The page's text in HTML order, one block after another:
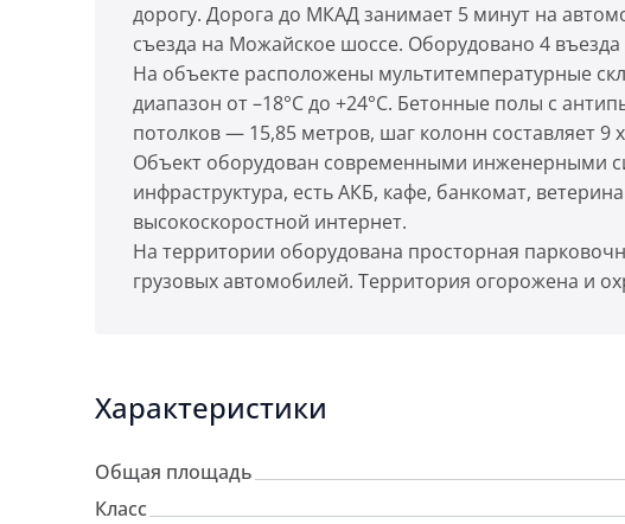
дорогу. Дорога до МКАД занимает 5 минут на
съезда на Можайское шоссе. Оборудовано 4
На объекте расположены мультитемпературные
диапазон от –18°С до +24°С. Бетонные полы с
потолков — 15,85 метров, шаг колонн составляет 9
Объект оборудован современными инженерными
инфраструктура, есть АКБ, кафе, банкомат,
высокоскоростной интернет.
На территории оборудована просторная
грузовых автомобилей. Территория огорожена и
Характеристики
Общая площадь
Класс